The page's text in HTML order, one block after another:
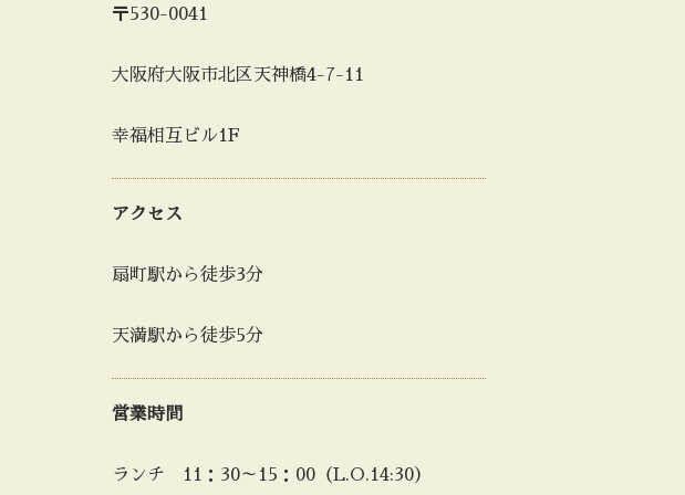
〒530-0041
大阪府大阪市北区天神橋4-7-11
幸福相互ビル1F
アクセス
扇町駅から徒歩3分
天満駅から徒歩5分
営業時間
ランチ 11：30～15：00（L.O.14:30）